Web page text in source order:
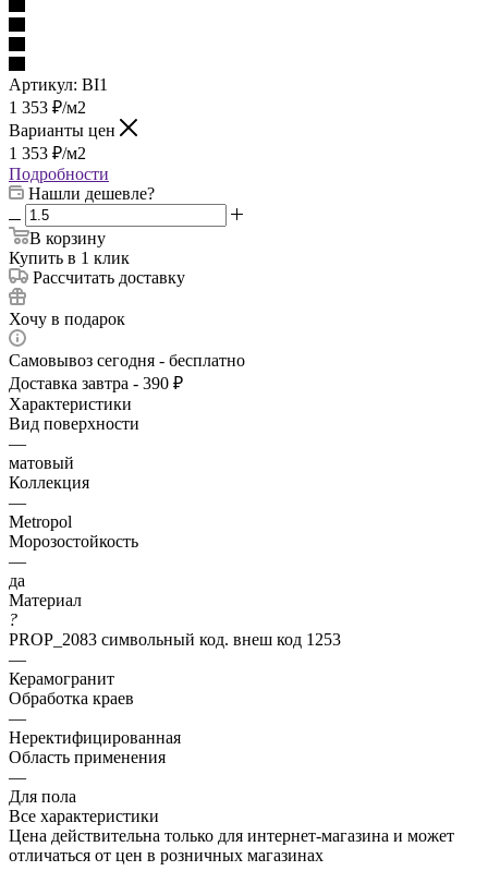
Артикул: BI1
1 353 ₽/м2
Варианты цен
1 353 ₽/м2
Подробности
Нашли дешевле?
В корзину
Купить в 1 клик
Рассчитать доставку
Хочу в подарок
Самовывоз сегодня - бесплатно
Доставка завтра - 390 ₽
Характеристики
Вид поверхности
—
матовый
Коллекция
—
Metropol
Морозостойкость
—
да
Материал
?
PROP_2083 символьный код. внеш код 1253
—
Керамогранит
Обработка краев
—
Неректифицированная
Область применения
—
Для пола
Все характеристики
Цена действительна только для интернет-магазина и может
отличаться от цен в розничных магазинах